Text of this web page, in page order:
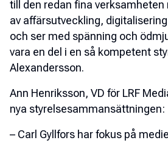
till den redan fina
av affärsutveckling,
och ser med spänning och
vara en del i en så kompetent
Alexandersson.
Ann Henriksson, VD för LRF
nya styrelsesammansättningen:
– Carl Gyllfors har fokus på